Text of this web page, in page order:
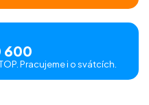
600
Pracujeme i o svátcích.